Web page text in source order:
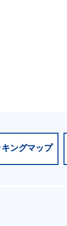
キングマップ